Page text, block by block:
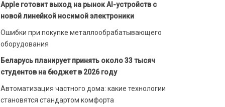
Apple готовит выход на рынок AI-устройств с
новой линейкой носимой электроники
Ошибки при покупке металлообрабатывающего
оборудования
Беларусь планирует принять около 33 тысяч
студентов на бюджет в 2026 году
Автоматизация частного дома: какие технологии
становятся стандартом комфорта